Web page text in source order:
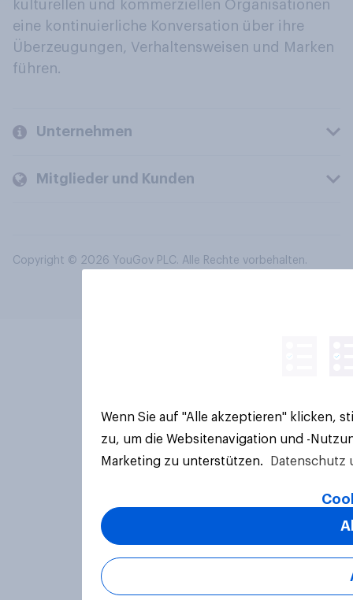
kulturellen und kommerziellen Organisationen
eine kontinuierliche Konversation über ihre
Überzeugungen, Verhaltensweisen und Marken
führen.
Unternehmen
Mitglieder und Kunden
Copyright © 2026 YouGov PLC. Alle Rechte vorbehalten.
Wenn Sie auf "Alle akzeptieren" klicken,
zu, um die Websitenavigation und -
Marketing zu unterstützen.
Datenschutz